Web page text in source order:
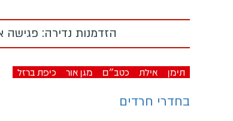
הזדמנות נדירה: פגישה
תימן אילת כטב"ם מגן אור כיפת ברזל
בחדרי חרדים